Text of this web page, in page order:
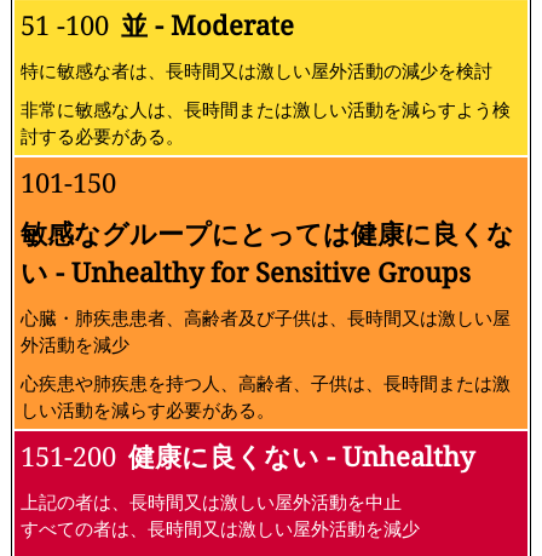
51 -100 並 - Moderate
特に敏感な者は、長時間又は激しい屋外活動の減少を検討
非常に敏感な人は、長時間または激しい活動を減らすよう検
討する必要がある。
101-150
敏感なグループにとっては健康に良くな
い - Unhealthy for Sensitive Groups
心臓・肺疾患患者、高齢者及び子供は、長時間又は激しい屋
外活動を減少
心疾患や肺疾患を持つ人、高齢者、子供は、長時間または激
しい活動を減らす必要がある。
151-200 健康に良くない - Unhealthy
上記の者は、長時間又は激しい屋外活動を中止
すべての者は、長時間又は激しい屋外活動を減少